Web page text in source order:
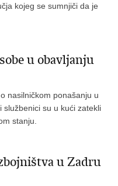
kojeg se sumnjiči da je
u obavljanju
nasilničkom ponašanju u
službenici su u kući zatekli
stanju.
u Zadru